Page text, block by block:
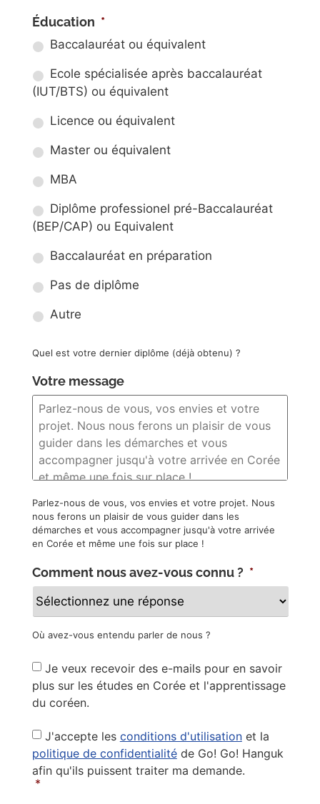
Éducation *
Baccalauréat ou équivalent
Ecole spécialisée après baccalauréat
(IUT/BTS) ou équivalent
Licence ou équivalent
Master ou équivalent
MBA
Diplôme professionel pré-Baccalauréat
(BEP/CAP) ou Equivalent
Baccalauréat en préparation
Pas de diplôme
Autre
Quel est votre dernier diplôme (déjà obtenu) ?
Votre message
Parlez-nous de vous, vos envies et votre projet. Nous
nous ferons un plaisir de vous guider dans les
démarches et vous accompagner jusqu'à votre arrivée
en Corée et même une fois sur place !
Comment nous avez-vous connu ? *
Où avez-vous entendu parler de nous ?
Newsletter
Je veux recevoir des e-mails pour en savoir
plus sur les études en Corée et l'apprentissage
du coréen.
Privacy
Policy *
J'accepte les conditions d'utilisationet la
politique de confidentialitéde Go! Go! Hanguk
afin qu'ils puissent traiter ma demande.
*